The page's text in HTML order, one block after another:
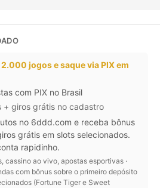
jogos e saque via PIX em
com PIX no Brasil
+ giros grátis no cadastro
no 6ddd.com e receba bônus
grátis em slots selecionados.
rapidinho.
cassino ao vivo, apostas esportivas ·
com bônus sobre o primeiro depósito
(Fortune Tiger e Sweet